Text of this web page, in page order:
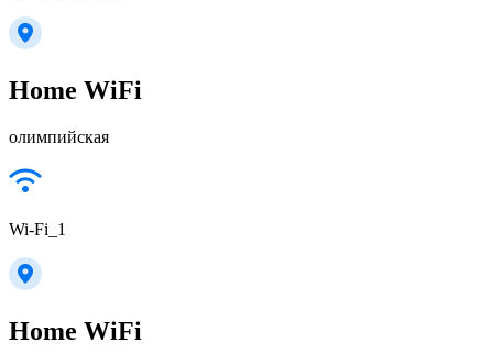
Home WiFi
олимпийская
Wi-Fi_1
Home WiFi